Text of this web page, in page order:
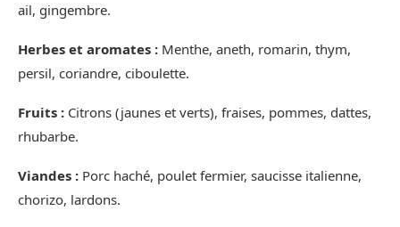
ail, gingembre.
Herbes et aromates : Menthe, aneth, romarin, thym,
persil, coriandre, ciboulette.
Fruits : Citrons (jaunes et verts), fraises, pommes, dattes,
rhubarbe.
Viandes : Porc haché, poulet fermier, saucisse italienne,
chorizo, lardons.